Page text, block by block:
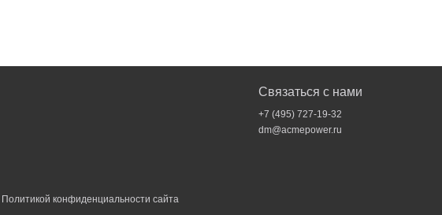
Связаться с нами
+7 (495) 727-19-32
dm@acmepower.ru
Политикой конфиденциальности сайта